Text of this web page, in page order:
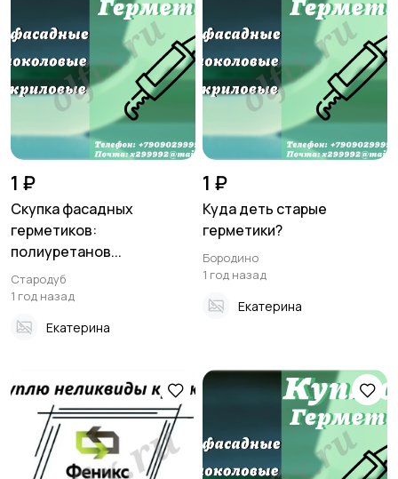
1 ₽
Скупка фасадных
герметиков:
полиуретанов...
Стародуб
1 год назад
Екатерина
1 ₽
Куда деть старые
герметики?
Бородино
1 год назад
Екатерина